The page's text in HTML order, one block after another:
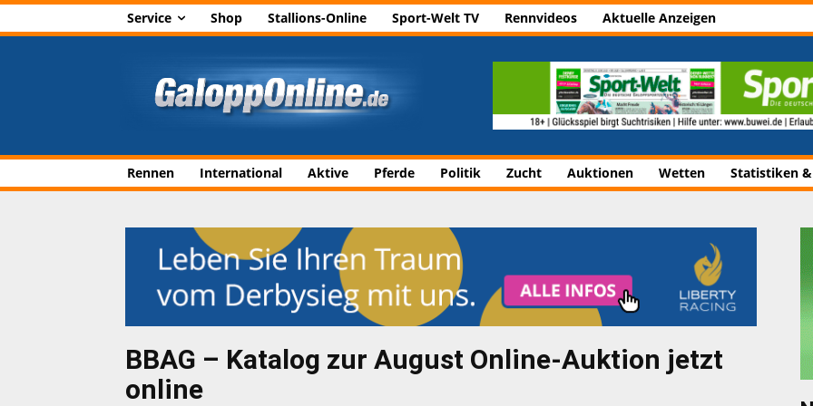
Service Shop Stallions-Online Sport-Welt TV Rennvideos Aktuelle Anzeigen
Rennen International Aktive Pferde Politik Zucht Auktionen Wetten Statistiken
BBAG – Katalog zur August Online-Auktion jetzt
online